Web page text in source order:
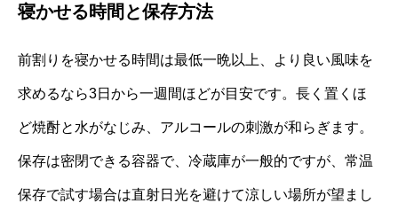
寝かせる時間と保存方法
前割りを寝かせる時間は最低一晩以上、より良い風味を
求めるなら3日から一週間ほどが目安です。長く置くほ
ど焼酎と水がなじみ、アルコールの刺激が和らぎます。
保存は密閉できる容器で、冷蔵庫が一般的ですが、常温
保存で試す場合は直射日光を避けて涼しい場所が望まし